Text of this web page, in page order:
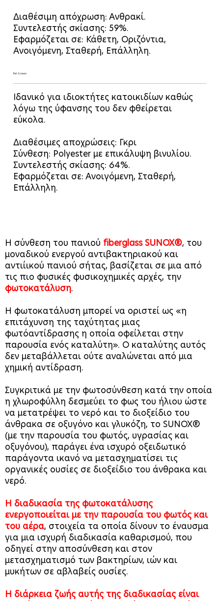
Ιδανικό για ιδιοκτήτες κατοικιδίων καθώς
λόγω της ύφανσης του δεν φθείρεται
εύκολα.
Διαθέσιμες αποχρώσεις: Γκρι
Σύνθεση: Polyester με επικάλυψη βινυλίου.
Συντελεστής σκίασης: 64%.
Εφαρμόζεται σε: Ανοιγόμενη, Σταθερή,
Επάλληλη.
Pet Screen
Διαθέσιμη απόχρωση: Ανθρακί.
Συντελεστής σκίασης: 59%.
Εφαρμόζεται σε: Κάθετη, Οριζόντια,
Ανοιγόμενη, Σταθερή, Επάλληλη.
Η σύνθεση του πανιού fiberglass SUNOX®, του
μοναδικού ενεργού αντιβακτηριακού και
αντιίικού πανιού σήτας, βασίζεται σε μια από
τις πιο φυσικές φυσικοχημικές αρχές, την
φωτοκατάλυση.
Η φωτοκατάλυση μπορεί να οριστεί ως «η
επιτάχυνση της ταχύτητας μιας
φωτόαντίδρασης η οποία οφείλεται στην
παρουσία ενός καταλύτη». Ο καταλύτης αυτός
δεν μεταβάλλεται ούτε αναλώνεται από μια
χημική αντίδραση.
Συγκριτικά με την φωτοσύνθεση κατά την οποία
η χλωροφύλλη δεσμεύει το φως του ήλιου ώστε
να μετατρέψει το νερό και το διοξείδιο του
άνθρακα σε οξυγόνο και γλυκόζη, το SUNOX®
(με την παρουσία του φωτός, υγρασίας και
οξυγόνου), παράγει ένα ισχυρό οξειδωτικό
παράγοντα ικανό να μετασχηματίσει τις
οργανικές ουσίες σε διοξείδιο του άνθρακα και
νερό.
Η διαδικασία της φωτοκατάλυσης
ενεργοποιείται με την παρουσία του φωτός και
του αέρα, στοιχεία τα οποία δίνουν το έναυσμα
για μια ισχυρή διαδικασία καθαρισμού, που
οδηγεί στην αποσύνθεση και στον
μετασχηματισμό των βακτηρίων, ιών και
μυκήτων σε αβλαβείς ουσίες.
Η διάρκεια ζωής αυτής της διαδικασίας είναι